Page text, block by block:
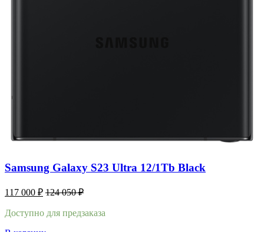
Samsung Galaxy S23 Ultra 12/1Tb Black
117 000 ₽ 124 050₽
Доступно для предзаказа